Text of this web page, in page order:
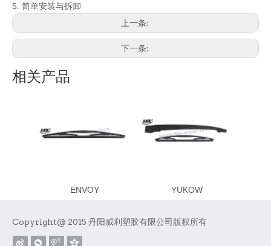
5. 简单安装与拆卸
上一条:
下一条:
相关产品
ENVOY YUKOW
Copyright@ 2015 丹阳威利塑胶有限公司版权所有